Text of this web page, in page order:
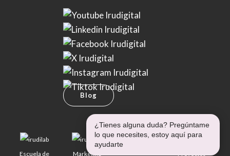
Blog
Escuela de Marketing
¿Tienes alguna duda? Pregúntame
lo que necesites, estoy aquí para
ayudarte